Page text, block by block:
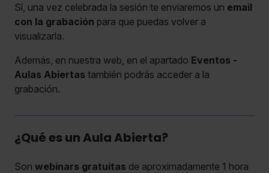
Sí, una vez celebrada la sesión te enviaremos un email
con la grabación para que puedas volver a
visualizarla.
Además, en nuestra web, en el apartado Eventos -
Aulas Abiertas también podrás acceder a la
grabación.
¿Qué es un Aula Abierta?
Son webinars gratuitas de aproximadamente 1 hora